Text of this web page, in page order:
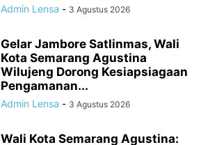
Admin Lensa - 3 Agustus 2026
Gelar Jambore Satlinmas, Wali
Kota Semarang Agustina
Wilujeng Dorong Kesiapsiagaan
Pengamanan...
Admin Lensa - 3 Agustus 2026
Wali Kota Semarang Agustina: